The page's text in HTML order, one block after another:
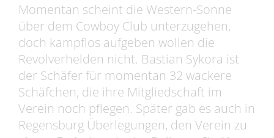
Momentan scheint die Western-Sonne
über dem Cowboy Club unterzugehen,
doch kampflos aufgeben wollen die
Revolverhelden nicht. Bastian Sykora ist
der Schäfer für momentan 32 wackere
Schäfchen, die ihre Mitgliedschaft im
Verein noch pflegen. Später gab es auch in
Regensburg Überlegungen, den Verein zu